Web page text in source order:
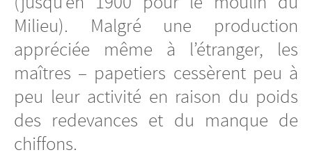
Milieu). Malgré une production
appréciée même à l’étranger, les
maîtres – papetiers cessèrent peu à
peu leur activité en raison du poids
des redevances et du manque de
chiffons.